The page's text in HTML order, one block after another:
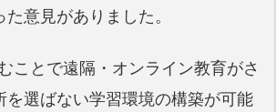
意見がありました。
ことで遠隔・オンライン教育がさ
を選ばない学習環境の構築が可能